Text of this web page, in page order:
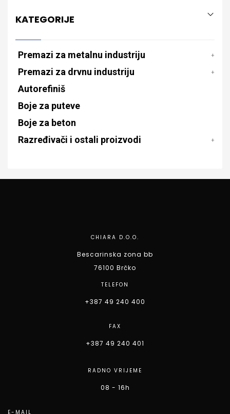
KATEGORIJE
Premazi za metalnu industriju
Premazi za drvnu industriju
Autorefiniš
Boje za puteve
Boje za beton
Razređivači i ostali proizvodi
CHIARA D.O.O.
Bescarinska zona bb
76100 Brčko
TELEFON
+387 49 240 400
FAX
+387 49 240 401
RADNO VRIJEME
08 - 16h
E-MAIL